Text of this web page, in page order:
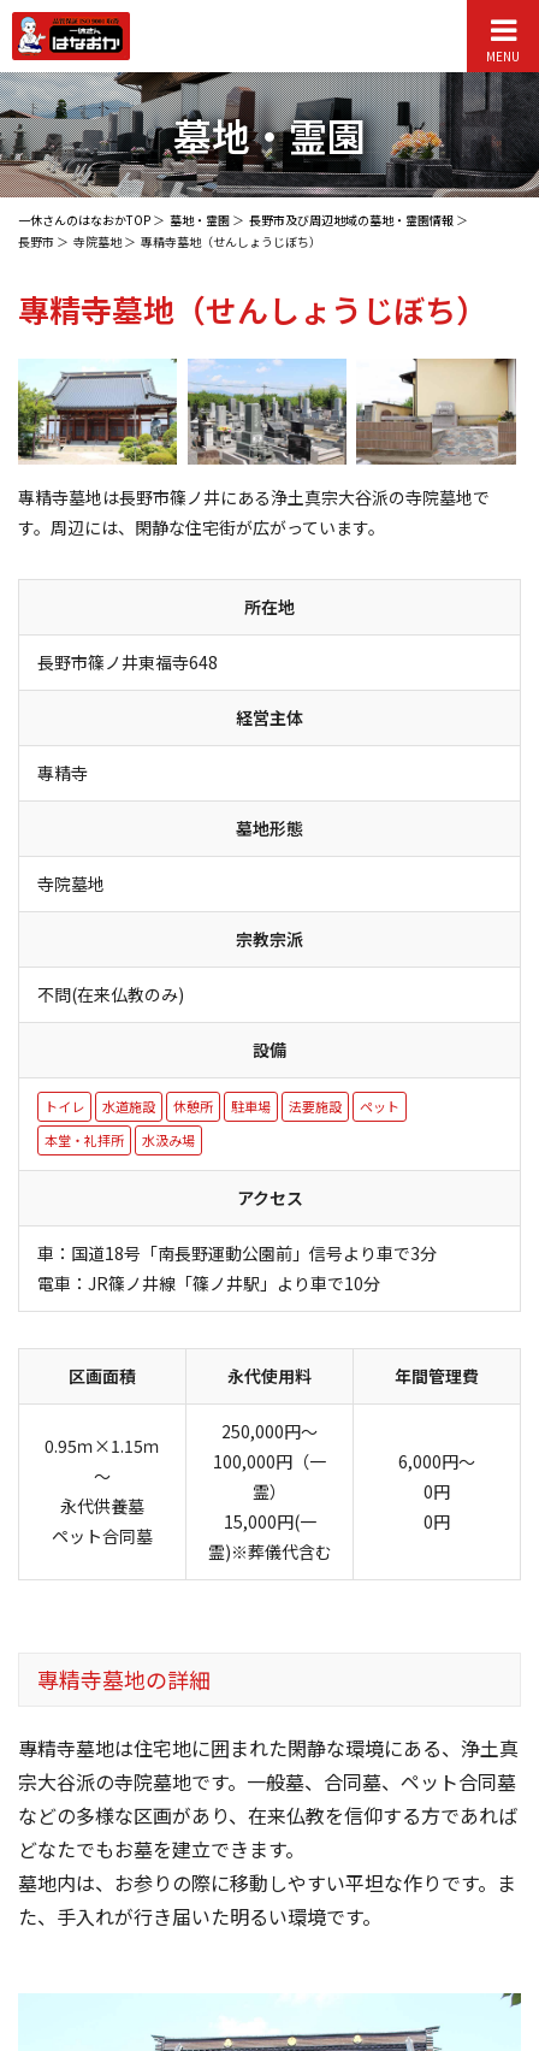
MENU
墓地・霊園
一休さんのはなおかTOP 墓地・霊園
長野市及び周辺地域の墓地・霊園情報
長野市
寺院墓地 專精寺墓地（せんしょうじぼち）
專精寺墓地 （せんしょうじぼち）
專精寺墓地は長野市篠ノ井にある浄土真宗大谷派の寺院墓地で
す。周辺には、閑静な住宅街が広がっています。
所在地
長野市篠ノ井東福寺648
経営主体
專精寺
墓地形態
寺院墓地
宗教宗派
不問(在来仏教のみ)
設備
トイレ 水道施設 休憩所 駐車場 法要施設
ペット
本堂・礼拝所
水汲み場
アクセス
車：国道18号「南長野運動公園前」信号より車で3分
電車：JR篠ノ井線「篠ノ井駅」より車で10分
区画面積 永代使用料 年間管理費
0.95ｍ×1.15ｍ
～
永代供養墓
ペット合同墓
250,000円～
100,000円（一
霊）
15,000円(一
霊)※葬儀代含む
6,000円～
0円
0円
專精寺墓地の詳細
專精寺墓地は住宅地に囲まれた閑静な環境にある、浄土真
宗大谷派の寺院墓地です。一般墓、合同墓、ペット合同墓
などの多様な区画があり、在来仏教を信仰する方であれば
どなたでもお墓を建立できます。
墓地内は、お参りの際に移動しやすい平坦な作りです。ま
た、手入れが行き届いた明るい環境です。